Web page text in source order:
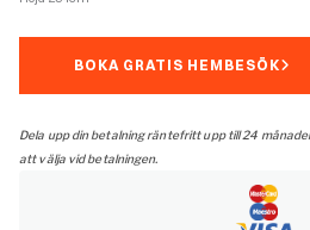
BOKA GRATIS HEMBESÖK
Dela upp din betalning räntefritt upp till 24
att välja vid betalningen.